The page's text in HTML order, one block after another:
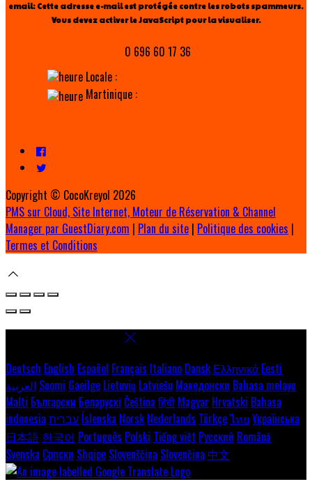
email: Cette adresse e-mail est protégée contre les robots spammeurs.
Vous devez activer le JavaScript pour la visualiser.
0 696 60 17 36
Locale :
Martinique :
Copyright © CocoKreyol 2026
PMS sur Cloud, Site Internet, Moteur de Réservation & Channel
Manager par GuestDiary.com | Plan du site | Politique des cookies |
Termes et Conditions
Deutsch English Español Français Italiano Dansk Ελληνικά Eesti
العربية Suomi Gaeilge Lietuvių Latviešu Македонски Bahasa melayu
Malti Български Беларускі Čeština हिंदी Magyar Hrvatski Bahasa
indonesia עברית Íslenska Norsk Nederlands Türkçeไทย Українська
日本語 한국어 Português Polski Tiếng việt Русский Română
Svenska Српски Shqipe Slovenščina Slovenčina 中文